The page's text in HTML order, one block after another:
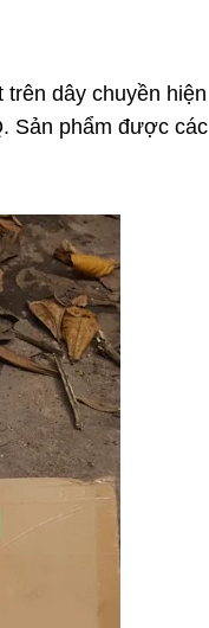
dây chuyền hiện
Sản phẩm được các